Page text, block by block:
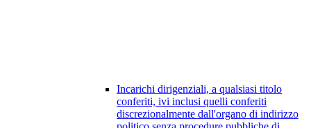
Incarichi dirigenziali, a qualsiasi titolo
conferiti, ivi inclusi quelli conferiti
discrezionalmente dall'organo di indirizzo